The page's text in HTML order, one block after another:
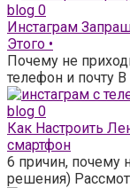
blog 0
Инстаграм
Этого •
Почему не
телефон и почту
blog 0
Как Настроить
смартфон
6 причин, почему
решения)